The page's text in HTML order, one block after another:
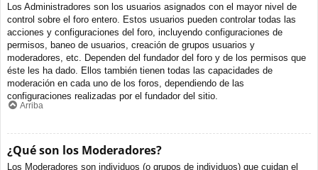
Los Administradores son los usuarios asignados con el mayor nivel de
control sobre el foro entero. Estos usuarios pueden controlar todas las
acciones y configuraciones del foro, incluyendo configuraciones de
permisos, baneo de usuarios, creación de grupos usuarios y
moderadores, etc. Dependen del fundador del foro y de los permisos que
éste les ha dado. Ellos también tienen todas las capacidades de
moderación en cada uno de los foros, dependiendo de las
configuraciones realizadas por el fundador del sitio.
Arriba
¿Qué son los Moderadores?
Los Moderadores son individuos (o grupos de individuos) que cuidan el